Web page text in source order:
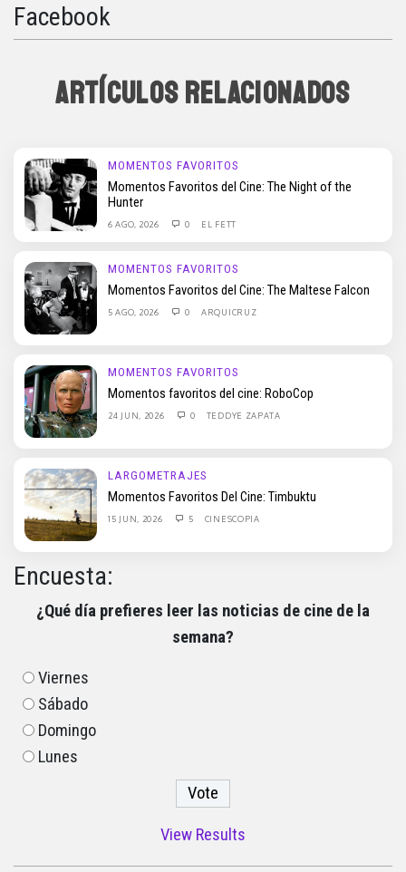
Facebook
ARTÍCULOS RELACIONADOS
MOMENTOS FAVORITOS
Momentos Favoritos del Cine: The Night of the
Hunter
6 AGO, 2026 0 EL FETT
MOMENTOS FAVORITOS
Momentos Favoritos del Cine: The Maltese Falcon
5 AGO, 2026 0 ARQUICRUZ
MOMENTOS FAVORITOS
Momentos favoritos del cine: RoboCop
24 JUN, 2026 0 TEDDYE ZAPATA
LARGOMETRAJES
Momentos Favoritos Del Cine: Timbuktu
15 JUN, 2026 5 CINESCOPIA
Encuesta:
¿Qué día prefieres leer las noticias de cine de la
semana?
Viernes
Sábado
Domingo
Lunes
View Results